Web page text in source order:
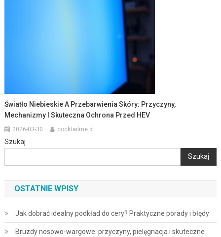
Światło Niebieskie A Przebarwienia Skóry: Przyczyny,
Mechanizmy I Skuteczna Ochrona Przed HEV
2026-03-30 cocktailme.pl
Szukaj
Szukaj
OSTATNIE WPISY
Jak dobrać idealny podkład do cery? Praktyczne porady i błędy
Bruzdy nosowo-wargowe: przyczyny, pielęgnacja i skuteczne